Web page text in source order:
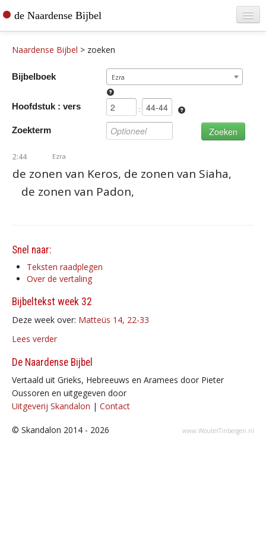
de Naardense Bijbel
De vertaler
Contact
Naardense Bijbel > zoeken
Bijbelboek Ezra
Hoofdstuk : vers :
Zoekterm
2:44 Ezra
de zonen van Keros, de zonen van Siaha,
de zonen van Padon,
Snel naar:
Teksten raadplegen
Over de vertaling
Bijbeltekst week 32
Deze week over: Matteüs 14, 22-33
Lees verder
De Naardense Bijbel
Vertaald uit Grieks, Hebreeuws en Aramees door Pieter
Oussoren en uitgegeven door
Uitgeverij Skandalon | Contact
www.WouterTinbergen.nl
© Skandalon 2014 - 2026